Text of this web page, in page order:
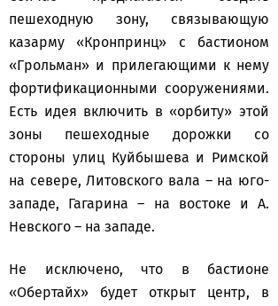
пешеходную зону, связывающую
казарму «Кронпринц» с бастионом
«Грольман» и прилегающими к нему
фортификационными сооружениями.
Есть идея включить в «орбиту» этой
зоны пешеходные дорожки со
стороны улиц Куйбышева и Римской
на севере, Литовского вала – на юго-
западе, Гагарина – на востоке и А.
Невского – на западе.
Не исключено, что в бастионе
«Обертайх» будет открыт центр, в